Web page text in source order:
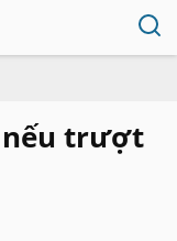
nếu trượt